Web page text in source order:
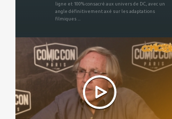
ligne et 100% consacré aux univers de DC, avec un
angle définitivement axé sur les adaptations
filmiques ...